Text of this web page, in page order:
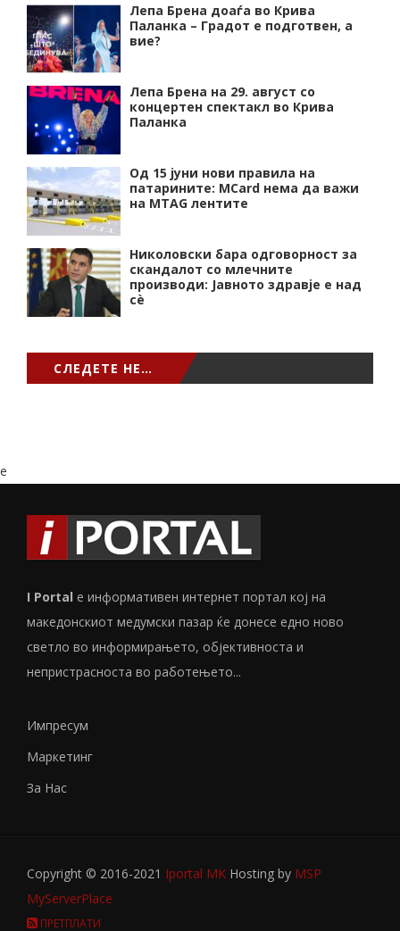
Лепа Брена доаѓа во Крива
Паланка – Градот е подготвен, а
вие?
Лепа Брена на 29. август со
концертен спектакл во Крива
Паланка
Од 15 јуни нови правила на
патарините: MCard нема да важи
на MTAG лентите
Николовски бара одговорност за
скандалот со млечните
производи: Јавното здравје е над
сѐ
СЛЕДЕТЕ НЕ…
e
I Portal е информативен интернет портал кој на
македонскиот медумски пазар ќе донесе едно ново
светло во информирањето, објективноста и
непристрасноста во работењето...
Импресум
Маркетинг
За Нас
Copyright © 2016-2021 Iportal MK Hosting by MSP
MyServerPlace
ПРЕТПЛАТИ